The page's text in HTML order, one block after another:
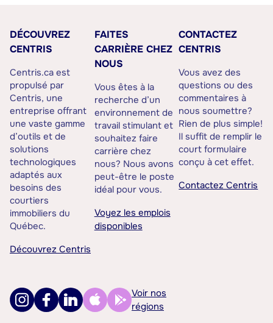
DÉCOUVREZ
CENTRIS
Centris.ca est
propulsé par
Centris, une
entreprise offrant
une vaste gamme
d’outils et de
solutions
technologiques
adaptés aux
besoins des
courtiers
immobiliers du
Québec.
Découvrez Centris
FAITES
CARRIÈRE CHEZ
NOUS
Vous êtes à la
recherche d’un
environnement de
travail stimulant et
souhaitez faire
carrière chez
nous? Nous avons
peut-être le poste
idéal pour vous.
Voyez les emplois
disponibles
CONTACTEZ
CENTRIS
Vous avez des
questions ou des
commentaires à
nous soumettre?
Rien de plus simple!
Il suffit de remplir le
court formulaire
conçu à cet effet.
Contactez Centris
Voir nos
régions